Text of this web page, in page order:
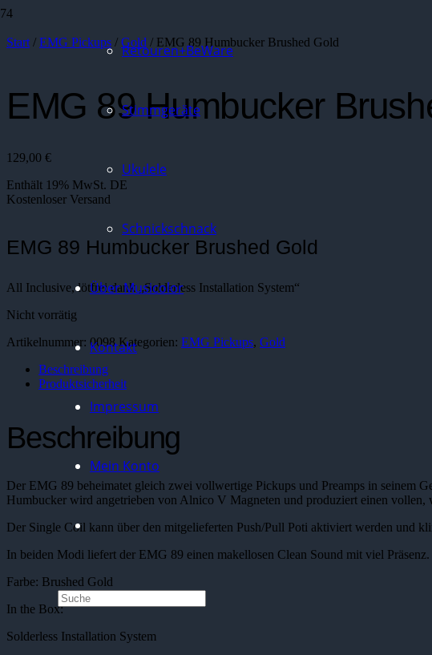
Retouren+BeWare
Stimmgeräte
Ukulele
Schnickschnack
Über Musicolor
Kontakt
Impressum
Mein Konto
Start / EMG Pickups / Gold / EMG 89 Humbucker Brushed Gold
EMG 89 Humbucker
129,00 €
Enthält 19% MwSt. DE
Kostenloser Versand
EMG 89 Humbucker Brushed Gold
All Inclusive, lötfrei dank „Solderless Installation System“
Nicht vorrätig
Artikelnummer: 0098 Kategorien: EMG Pickups, Gold
Beschreibung
Produktsicherheit
Beschreibung
Der EMG 89 beheimatet gleich zwei vollwertige Pickups und Preamps in seinem
Humbucker wird angetrieben von Alnico V Magneten und produziert einen
Der Single Coil kann über den mitgelieferten Push/Pull Poti aktiviert werden und
In beiden Modi liefert der EMG 89 einen makellosen Clean Sound mit viel
Farbe: Brushed Gold
In the Box:
Solderless Installation System